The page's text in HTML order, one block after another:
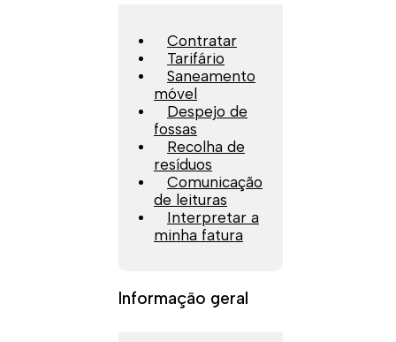
Contratar
Tarifário
Saneamento
móvel
Despejo de
fossas
Recolha de
resíduos
Comunicação
de leituras
Interpretar a
minha fatura
Informação geral